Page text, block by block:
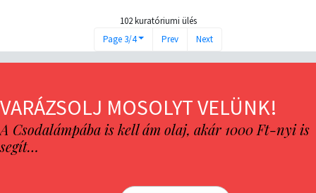
102 kuratóriumi ülés
Page 3/4
Prev Next
VARÁZSOLJ MOSOLYT VELÜNK!
A Csodalámpába is kell ám olaj, akár 1000 Ft-nyi is
segít…